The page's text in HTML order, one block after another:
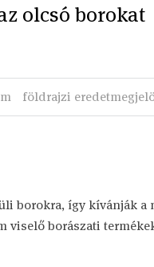
olcsó borokat
földrajzi
borokra, így kívánják a
viselő borászati